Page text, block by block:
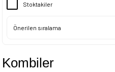
Stoktakiler
Kombiler